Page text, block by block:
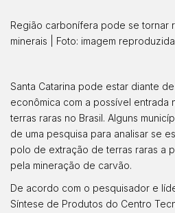
Região carbonífera pode se tornar
minerais | Foto: imagem
Santa Catarina pode estar diante
econômica com a possível entrada
terras raras no Brasil. Alguns
de uma pesquisa para analisar se
polo de extração de terras raras a
pela mineração de carvão.
De acordo com o pesquisador e
Síntese de Produtos do Centro